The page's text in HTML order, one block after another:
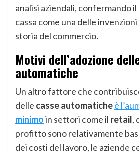
analisi aziendali, confermando
cassa come una delle
storia del commercio.
Motivi dell’adozione
automatiche
Un altro fattore che
delle casse automaticheè
minimoin settori come il retail,
profitto sono relativamente
dei costi del lavoro, le aziende